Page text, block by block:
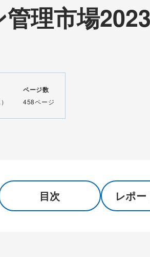
理市場2023
ページ数
458ページ
目次 レポ